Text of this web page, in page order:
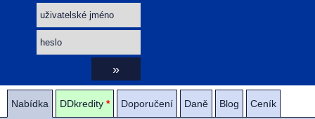
Nabídka DDkredity * Doporučení Daně Blog Ceník